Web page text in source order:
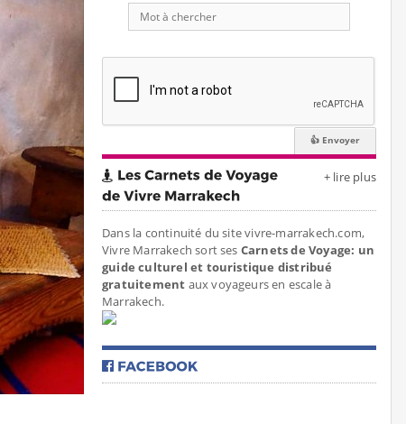
+ lire plus
Dans la continuité du site vivre-marrakech.com,
Vivre Marrakech sort ses Carnets de Voyage: un
guide culturel et touristique distribué
gratuitement aux voyageurs en escale à
Marrakech.